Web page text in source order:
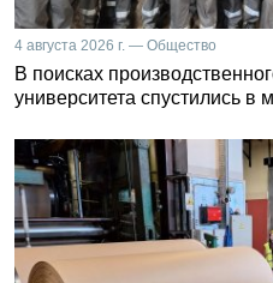
4 августа 2026 г. — Общество
В поисках
университета спустились в